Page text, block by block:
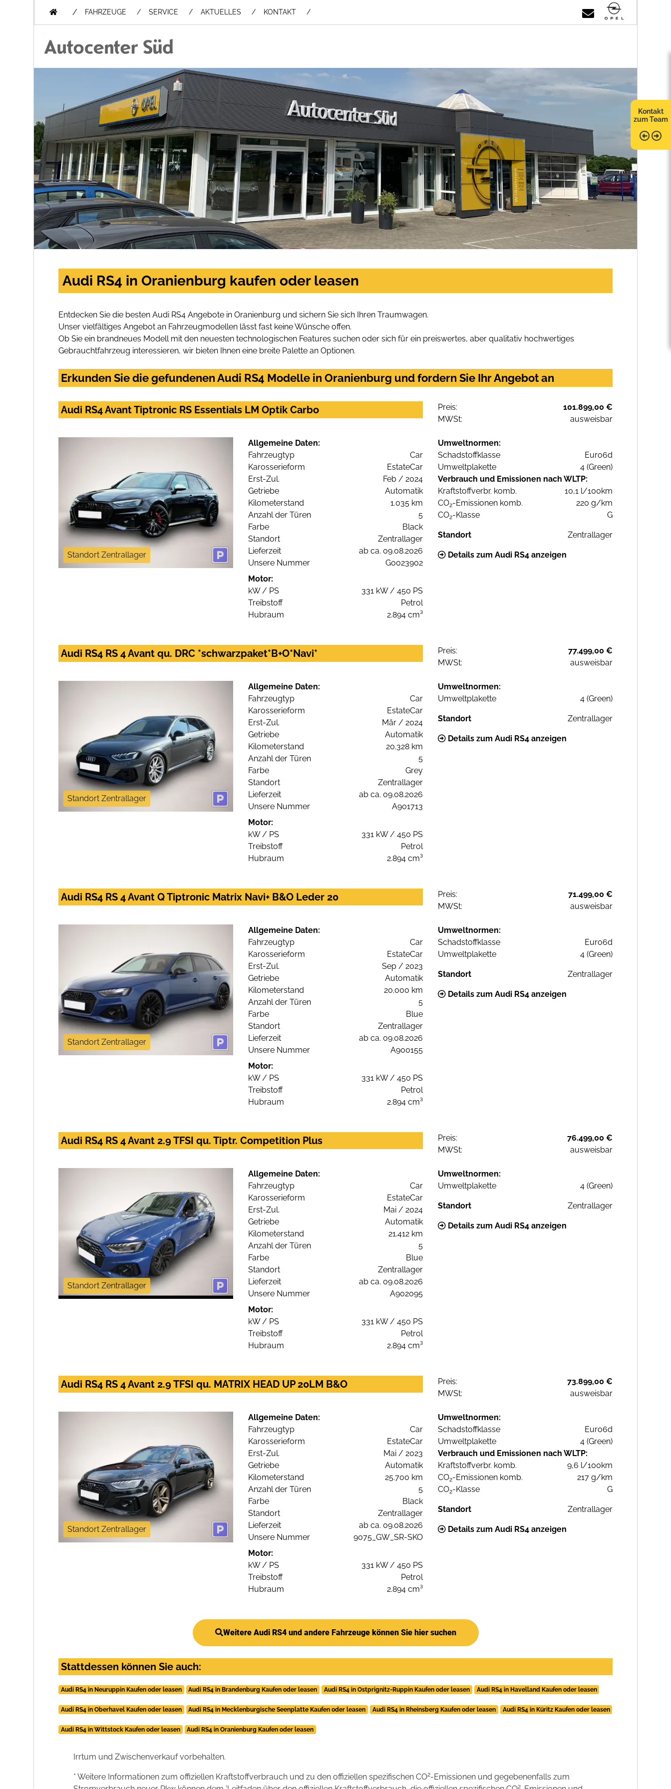
/ FAHRZEUGE SERVICE AKTUELLES KONTAKT
Kontakt
zum Team
Audi RS4 in Oranienburg kaufen oder leasen
Entdecken Sie die besten Audi RS4 Angebote in Oranienburg und sichern Sie sich Ihren Traumwagen.
Unser vielfältiges Angebot an Fahrzeugmodellen lässt fast keine Wünsche offen.
Ob Sie ein brandneues Modell mit den neuesten technologischen Features suchen oder sich für ein preiswertes, aber qualitativ hochwertiges
Gebrauchtfahrzeug interessieren, wir bieten Ihnen eine breite Palette an Optionen.
Erkunden Sie die gefundenen Audi RS4 Modelle in Oranienburg und fordern Sie Ihr Angebot an
Audi RS4 Avant Tiptronic RS Essentials LM Optik Carbo Preis:
101.899,00 €
MWSt:
ausweisbar
Standort Zentrallager
Allgemeine Daten:
Fahrzeugtyp
Car
Karosserieform
EstateCar
Erst-Zul.
Feb / 2024
Getriebe
Automatik
Kilometerstand
1.035 km
Anzahl der Türen
5
Farbe
Black
Standort
Zentrallager
Lieferzeit
ab ca. 09.08.2026
Unsere Nummer
G0023902
Motor:
kW / PS
331 kW / 450 PS
Treibstoff
Petrol
Hubraum
2.894 cm³
Umweltnormen:
Schadstoffklasse
Euro6d
Umweltplakette
4 (Green)
Verbrauch und Emissionen nach WLTP:
Kraftstoffverbr. komb.
10,1 l/100km
CO2-Emissionen komb.
220 g/km
CO2-Klasse G
Standort Zentrallager
Details zum Audi RS4 anzeigen
Audi RS4 RS 4 Avant qu. DRC *schwarzpaket*B+O*Navi* Preis:
77.499,00 €
MWSt:
ausweisbar
Standort Zentrallager
Allgemeine Daten:
Fahrzeugtyp
Car
Karosserieform
EstateCar
Erst-Zul.
Mär / 2024
Getriebe
Automatik
Kilometerstand
20.328 km
Anzahl der Türen
5
Farbe
Grey
Standort
Zentrallager
Lieferzeit
ab ca. 09.08.2026
Unsere Nummer
A901713
Motor:
kW / PS
331 kW / 450 PS
Treibstoff
Petrol
Hubraum
2.894 cm³
Umweltnormen:
Umweltplakette
4 (Green)
Standort Zentrallager
Details zum Audi RS4 anzeigen
Audi RS4 RS 4 Avant Q Tiptronic Matrix Navi+ B&O Leder 20 Preis:
71.499,00 €
MWSt:
ausweisbar
Standort Zentrallager
Allgemeine Daten:
Fahrzeugtyp
Car
Karosserieform
EstateCar
Erst-Zul.
Sep / 2023
Getriebe
Automatik
Kilometerstand
20.000 km
Anzahl der Türen
5
Farbe
Blue
Standort
Zentrallager
Lieferzeit
ab ca. 09.08.2026
Unsere Nummer
A900155
Motor:
kW / PS
331 kW / 450 PS
Treibstoff
Petrol
Hubraum
2.894 cm³
Umweltnormen:
Schadstoffklasse
Euro6d
Umweltplakette
4 (Green)
Standort Zentrallager
Details zum Audi RS4 anzeigen
Audi RS4 RS 4 Avant 2.9 TFSI qu. Tiptr. Competition Plus Preis:
76.499,00 €
MWSt:
ausweisbar
Standort Zentrallager
Allgemeine Daten:
Fahrzeugtyp
Car
Karosserieform
EstateCar
Erst-Zul.
Mai / 2024
Getriebe
Automatik
Kilometerstand
21.412 km
Anzahl der Türen
5
Farbe
Blue
Standort
Zentrallager
Lieferzeit
ab ca. 09.08.2026
Unsere Nummer
A902095
Motor:
kW / PS
331 kW / 450 PS
Treibstoff
Petrol
Hubraum
2.894 cm³
Umweltnormen:
Umweltplakette
4 (Green)
Standort Zentrallager
Details zum Audi RS4 anzeigen
Audi RS4 RS 4 Avant 2.9 TFSI qu. MATRIX HEAD UP 20LM B&O Preis:
73.899,00 €
MWSt:
ausweisbar
Standort Zentrallager
Allgemeine Daten:
Fahrzeugtyp
Car
Karosserieform
EstateCar
Erst-Zul.
Mai / 2023
Getriebe
Automatik
Kilometerstand
25.700 km
Anzahl der Türen
5
Farbe
Black
Standort
Zentrallager
Lieferzeit
ab ca. 09.08.2026
Unsere Nummer
9075_GW_SR-SKO
Motor:
kW / PS
331 kW / 450 PS
Treibstoff
Petrol
Hubraum
2.894 cm³
Umweltnormen:
Schadstoffklasse
Euro6d
Umweltplakette
4 (Green)
Verbrauch und Emissionen nach WLTP:
Kraftstoffverbr. komb.
9,6 l/100km
CO2-Emissionen komb.
217 g/km
CO2-Klasse G
Standort Zentrallager
Details zum Audi RS4 anzeigen
Weitere Audi RS4 und andere Fahrzeuge können Sie hier suchen
Stattdessen können Sie auch:
Audi RS4 in Neuruppin Kaufen oder leasen Audi RS4 in Brandenburg Kaufen oder leasen Audi RS4 in Ostprignitz-Ruppin Kaufen oder leasen Audi RS4 in Havelland Kaufen oder leasen
Audi RS4 in Oberhavel Kaufen oder leasen Audi RS4 in Mecklenburgische Seenplatte Kaufen oder leasen Audi RS4 in Rheinsberg Kaufen oder leasen Audi RS4 in Küritz Kaufen oder leasen
Audi RS4 in Wittstock Kaufen oder leasen Audi RS4 in Oranienburg Kaufen oder leasen
Irrtum und Zwischenverkauf vorbehalten.
* Weitere Informationen zum offiziellen Kraftstoffverbrauch und zu den offiziellen spezifischen CO2-Emissionen und gegebenenfalls zum
2